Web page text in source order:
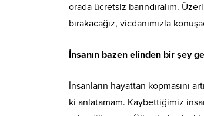
orada ücretsiz barındıralım.
bırakacağız, vicdanımızla
İnsanın bazen elinden bir şey
İnsanların hayattan kopmasını
ki anlatamam. Kaybettiğimiz